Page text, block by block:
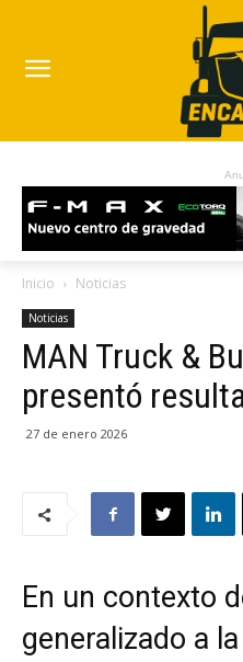
Inicio Noticias
Noticias
MAN Truck &
presentó
27 de enero 2026
En un contexto
generalizado a